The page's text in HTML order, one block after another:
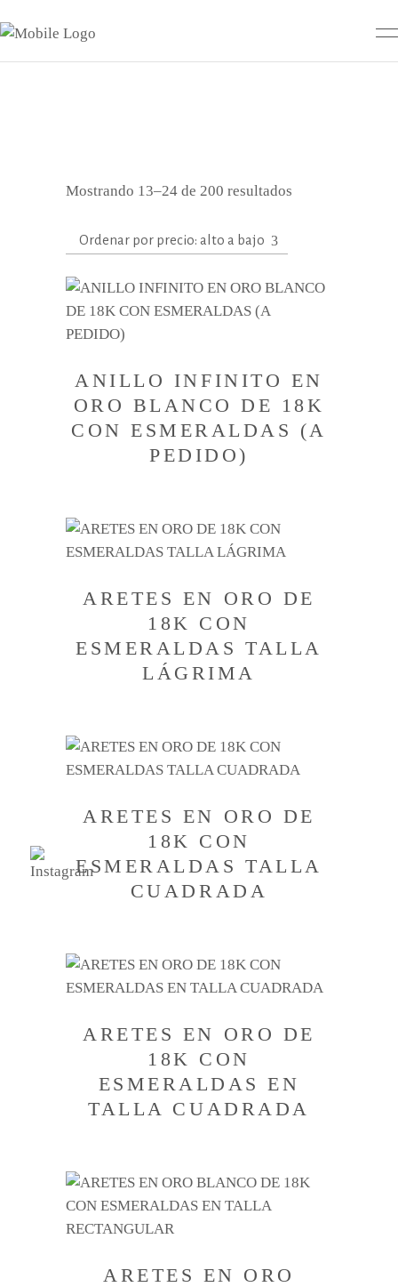
Mostrando 13–24 de 200 resultados
a
Ordenar por precio: alto a bajo
ANILLO INFINITO EN
ORO BLANCO DE 18K
CON ESMERALDAS (A
PEDIDO)
ARETES EN ORO DE
18K CON
ESMERALDAS TALLA
LÁGRIMA
ARETES EN ORO DE
18K CON
ESMERALDAS TALLA
CUADRADA
ARETES EN ORO DE
18K CON
ESMERALDAS EN
TALLA CUADRADA
ARETES EN ORO